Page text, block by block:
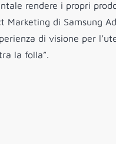
rendere i propri
Marketing di Samsung
di visione per
la folla”.